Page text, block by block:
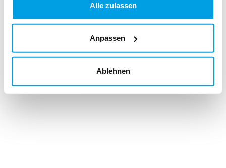
Alle zulassen
Anpassen
Ablehnen